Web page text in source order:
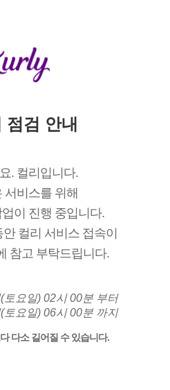
점검 안내
. 컬리입니다.
서비스를 위해
이 진행 중입니다.
컬리 서비스 접속이
참고 부탁드립니다.
요일) 02시 00분 부터
요일) 06시 00분 까지
다소 길어질 수 있습니다.